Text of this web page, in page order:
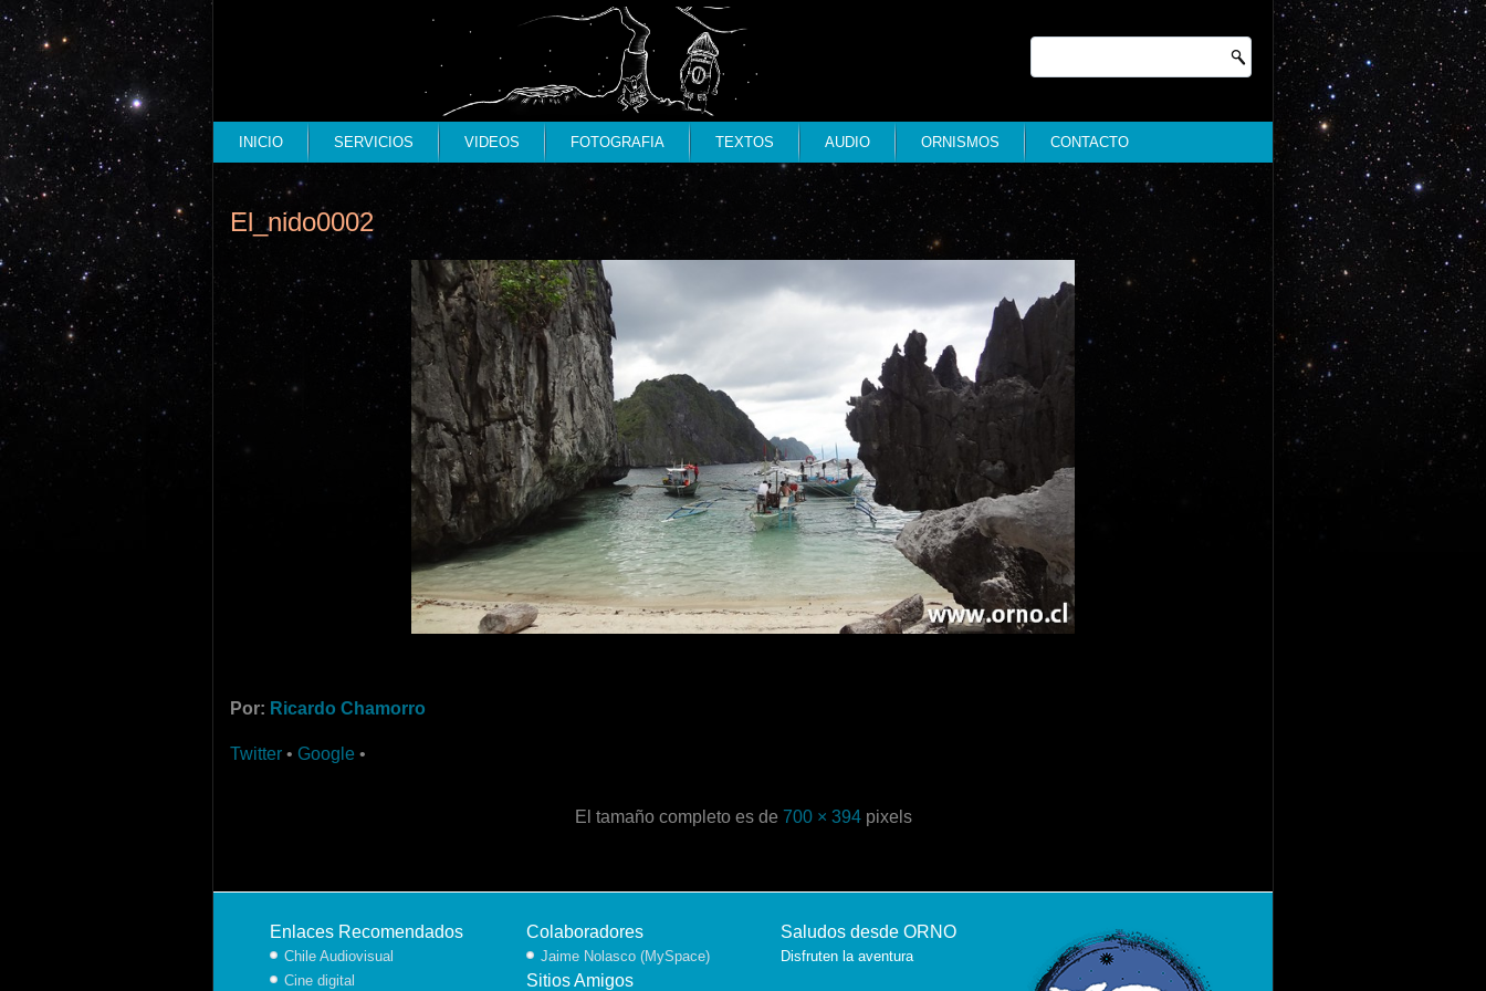
INICIO SERVICIOS VIDEOS FOTOGRAFIA TEXTOS AUDIO ORNISMOS CONTACTO
El_nido0002
Por: Ricardo Chamorro
Twitter • Google •
El tamaño completo es de 700 × 394pixels
Enlaces Recomendados
Chile Audiovisual
Cine digital
Colaboradores
Jaime Nolasco (MySpace)
Sitios Amigos
Saludos desde ORNO
Disfruten la aventura